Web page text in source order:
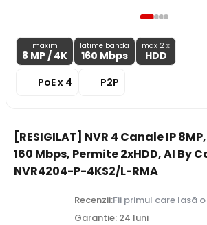
maxim
8 MP/ 4K
latime banda
160 Mbps
max 2 x
HDD
PoE x 4
P2P
[RESIGILAT] NVR 4 Canale IP
160 Mbps, Permite 2xHDD, AI By
NVR4204-P-4KS2/L-RMA
Recenzii:Fii primul care lasă
Garantie: 24 luni